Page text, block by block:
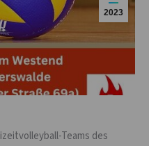
2023
Teams des